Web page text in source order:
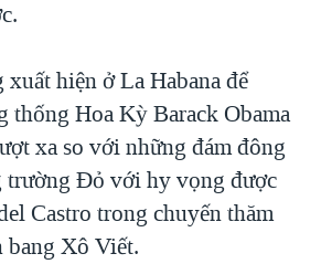
hiện ở La Habana để
thống Hoa Kỳ Barack Obama
xa so với những đám đông
trường Đỏ với hy vọng được
Castro trong chuyến thăm
bang Xô Viết.